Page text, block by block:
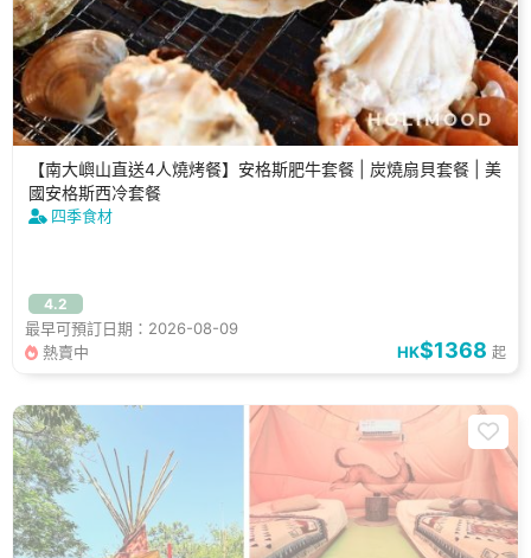
【南大嶼山直送4人燒烤餐】安格斯肥牛套餐 | 炭燒扇貝套餐 | 美
國安格斯西冷套餐
四季食材
4.2
最早可預訂日期：2026-08-09
熱賣中
HK$1368 起